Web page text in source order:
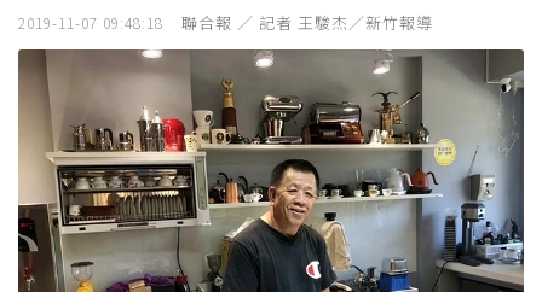
2019-11-07 09:48:18 聯合報 ／ 記者 王駿杰／新竹報導